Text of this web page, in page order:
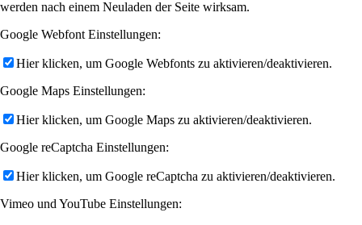
werden nach einem Neuladen der Seite wirksam.
Google Webfont Einstellungen:
Hier klicken, um Google Webfonts zu aktivieren/deaktivieren.
Google Maps Einstellungen:
Hier klicken, um Google Maps zu aktivieren/deaktivieren.
Google reCaptcha Einstellungen:
Hier klicken, um Google reCaptcha zu aktivieren/deaktivieren.
Vimeo und YouTube Einstellungen: